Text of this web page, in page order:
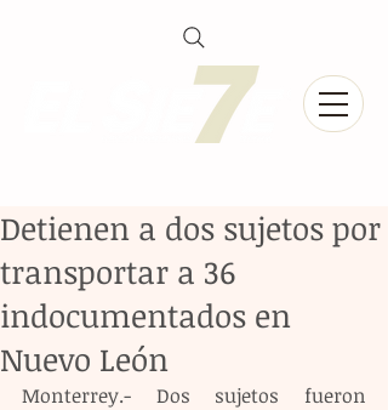
Detienen a dos sujetos por
transportar a 36
indocumentados en
Nuevo León
Monterrey.- Dos sujetos fueron